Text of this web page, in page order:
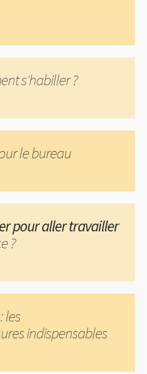
s'habiller ?
le bureau
pour aller travailler
?
les
indispensables